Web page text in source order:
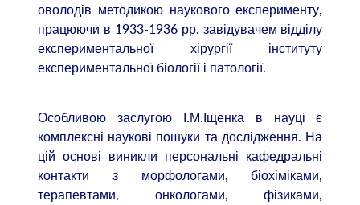
оволодів методикою наукового експерименту,
працюючи в 1933-1936 рр. завідувачем відділу
експериментальної хірургії інституту
експериментальної біології і патології.
Особливою заслугою І.М.Іщенка в науці є
комплексні наукові пошуки та дослідження. На
цій основі виникли персональні кафедральні
контакти з морфологами, біохіміками,
терапевтами, онкологами, фізиками,